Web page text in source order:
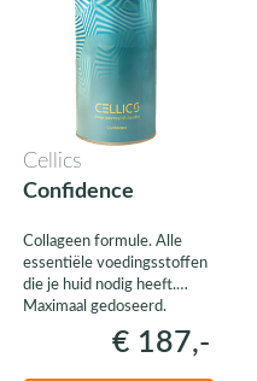
Cellics
Confidence
Collageen formule. Alle
essentiële voedingsstoffen
die je huid nodig heeft.
Maximaal gedoseerd.
€ 187,-